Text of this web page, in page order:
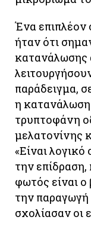
Ένα
ήταν ότι
παράδειγμα,
η κατανάλωση
τρυπτοφάνη
μελατονίνης
«Είναι
την
φωτός είναι
την παραγωγή
σχολίασαν οι